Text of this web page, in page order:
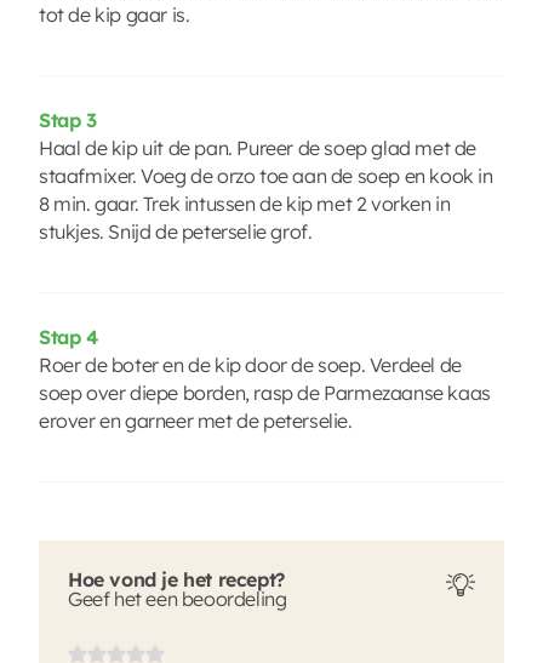
tot de kip gaar is.
Stap 3
Haal de kip uit de pan. Pureer de soep glad met de
staafmixer. Voeg de orzo toe aan de soep en kook in
8 min. gaar. Trek intussen de kip met 2 vorken in
stukjes. Snijd de peterselie grof.
Stap 4
Roer de boter en de kip door de soep. Verdeel de
soep over diepe borden, rasp de Parmezaanse kaas
erover en garneer met de peterselie.
Hoe vond je het recept?
Geef het een beoordeling